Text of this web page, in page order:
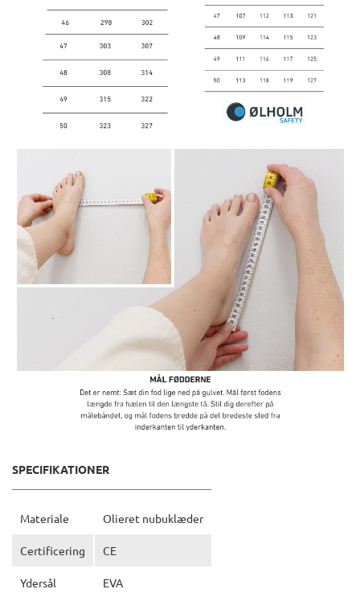
SPECIFIKATIONER
Materiale Olieret nubuklæder
Certificering CE
Ydersål EVA